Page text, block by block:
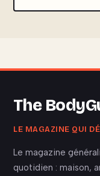
The
LE MAGAZINE QUI
Le magazine
quotidien : maison,